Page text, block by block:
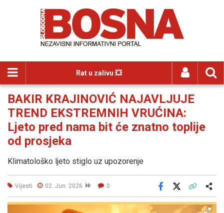
Rat u zalivu 💥
BAKIR KRAJINOVIĆ NAJAVLJUJE
TREND EKSTREMNIH VRUĆINA:
Ljeto pred nama bit će znatno toplije
od prosjeka
Klimatološko ljeto stiglo uz upozorenje
Vijesti 02. Jun. 2026 0
Facebook